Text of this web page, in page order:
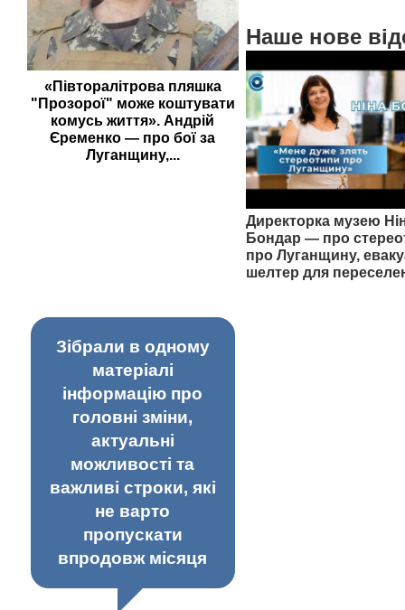
«Півторалітрова пляшка
"Прозорої" може коштувати
комусь життя». Андрій
Єременко — про бої за
Луганщину,...
Наше нове
Директорка музею
Бондар — про
про Луганщину,
шелтер для
Зібрали в одному
матеріалі
інформацію про
головні зміни,
актуальні
можливості та
важливі строки, які
не варто
пропускати
впродовж місяця